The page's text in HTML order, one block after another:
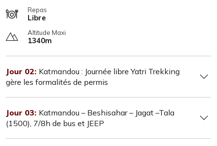
Repas
Libre
Altitude Maxi
1340m
Jour 02: Katmandou : Journée libre Yatri Trekking
gère les formalités de permis
Jour 03: Katmandou – Beshisahar – Jagat –Tala
(1500), 7/8h de bus et JEEP